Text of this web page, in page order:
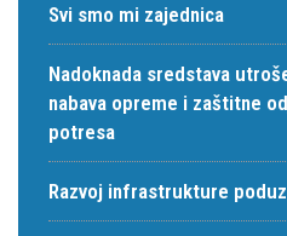
Svi smo mi zajednica
Nadoknada sredstava
nabava opreme i zaštitne
potresa
Razvoj infrastrukture